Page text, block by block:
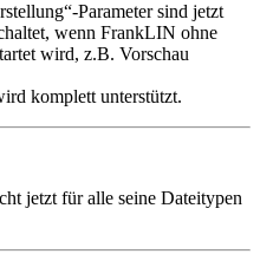
-Parameter sind jetzt
wenn FrankLIN ohne
wird, z.B. Vorschau
komplett unterstützt.
jetzt für alle seine Dateitypen